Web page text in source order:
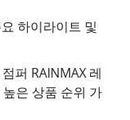
하이라이트 및
퍼 RAINMAX 레
은 상품 순위 가